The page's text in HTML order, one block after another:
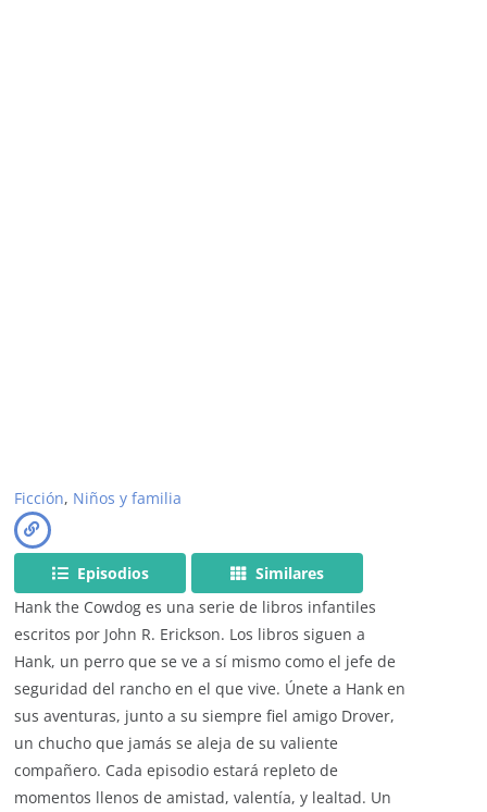
Ficción, Niños y familia
Episodios
Similares
Hank the Cowdog es una serie de libros infantiles
escritos por John R. Erickson. Los libros siguen a
Hank, un perro que se ve a sí mismo como el jefe de
seguridad del rancho en el que vive. Únete a Hank en
sus aventuras, junto a su siempre fiel amigo Drover,
un chucho que jamás se aleja de su valiente
compañero. Cada episodio estará repleto de
momentos llenos de amistad, valentía, y lealtad. Un